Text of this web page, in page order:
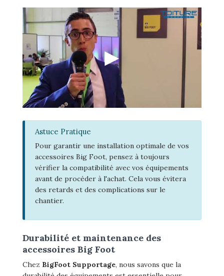
Astuce Pratique
Pour garantir une installation optimale de vos
accessoires Big Foot, pensez à toujours
vérifier la compatibilité avec vos équipements
avant de procéder à l'achat. Cela vous évitera
des retards et des complications sur le
chantier.
Durabilité et maintenance des
accessoires Big Foot
Chez BigFoot Supportage, nous savons que la